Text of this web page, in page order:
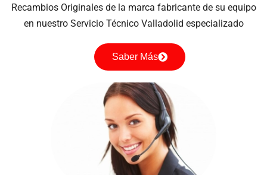
Recambios Originales de la marca fabricante de su equipo
en nuestro Servicio Técnico Valladolid especializado
Saber Más